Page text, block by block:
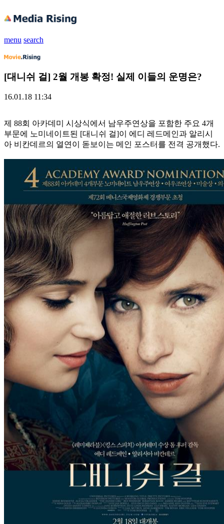
menu search
[대니쉬 걸] 2월 개봉 확정! 실제 이들의 운명은?
16.01.18 11:34
제 88회 아카데미 시상식에서 남우주연상을 포함한 주요 4개
부문에 노미네이트된 [대니쉬 걸]이 에디 레드메인과 알리시
아 비칸데르의 열연이 돋보이는 메인 포스터를 전격 공개했다.